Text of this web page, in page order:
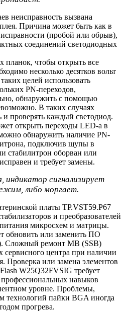
неисправность вызвана
Причина может быть как в
(пробой или обрыв),
соединений светодиодных
планок, чтобы открыть все
несколько десятков вольт
целей использовать
PN-переходов,
обнаружить с помощью
В таких случаях
и проверять каждый светодиод.
открыть переходы LED-а в
обнаружить наличие PN-
подключив щупы в
стабилитрон оборван или
и требует замены.
индикатор сигнализирует
либо моргает.
платы TP.VST59.P67
и преобразователей
микросхем и матрицы.
обновить или заменить ПО
Сложный ремонт MB (SSB)
сервисного центра при наличии
Проверка или замена элементов
W25Q32FVSIG требует
навыков
уровне. Проблемы,
технологий пайки BGA иногда
прогрева.